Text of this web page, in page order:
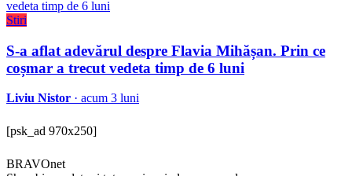
Stiri
S-a aflat adevărul despre Flavia Mihășan. Prin ce
coșmar a trecut vedeta timp de 6 luni
Liviu Nistor · acum 3 luni
[psk_ad 970x250]
BRAVOnet